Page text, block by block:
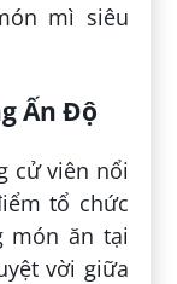
mì siêu
Ấn Độ
cử viên nổi
tổ chức
món ăn tại
vời giữa